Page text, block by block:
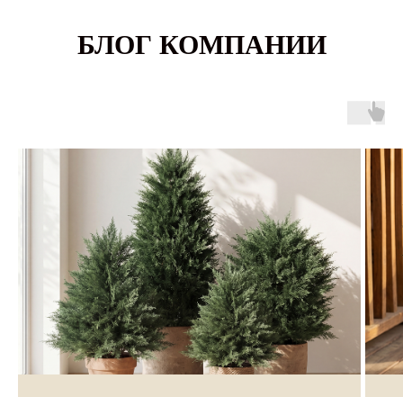
БЛОГ КОМПАНИИ